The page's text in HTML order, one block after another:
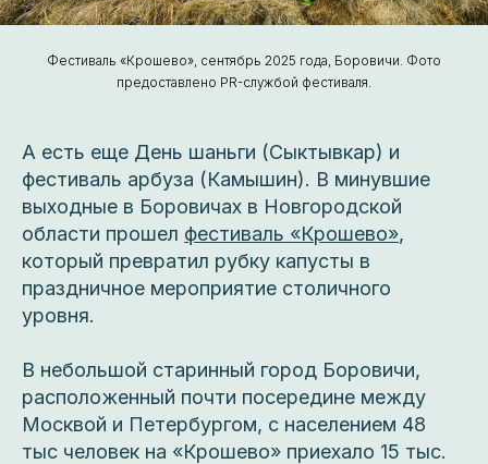
Фестиваль «Крошево», сентябрь 2025 года, Боровичи. Фото
предоставлено PR-службой фестиваля.
А есть еще День шаньги (Сыктывкар) и
фестиваль арбуза (Камышин). В минувшие
выходные в Боровичах в Новгородской
области прошел фестиваль «Крошево»,
который превратил рубку капусты в
праздничное мероприятие столичного
уровня.
В небольшой старинный город Боровичи,
расположенный почти посередине между
Москвой и Петербургом, с населением 48
тыс человек на «Крошево» приехало 15 тыс.